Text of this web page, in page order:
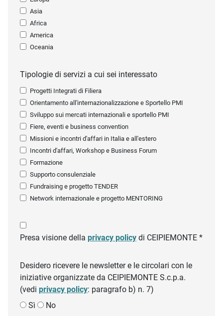
Asia
Africa
America
Oceania
Tipologie di servizi a cui sei interessato
Progetti Integrati di Filiera
Orientamento all'internazionalizzazione e Sportello PMI
Sviluppo sui mercati internazionali e sportello PMI
Fiere, eventi e business convention
Missioni e incontri d'affari in Italia e all'estero
Incontri d'affari, Workshop e Business Forum
Formazione
Supporto consulenziale
Fundraising e progetto TENDER
Network internazionale e progetto MENTORING
Presa visione della privacy policy di CEIPIEMONTE *
Desidero ricevere le newsletter e le circolari con le
iniziative organizzate da CEIPIEMONTE S.c.p.a.
(vedi privacy policy: paragrafo b) n. 7)
Sì
No